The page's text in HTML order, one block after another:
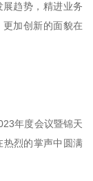
趋势，精进业务
加创新的面貌在
年度会议暨锦天
热烈的掌声中圆满